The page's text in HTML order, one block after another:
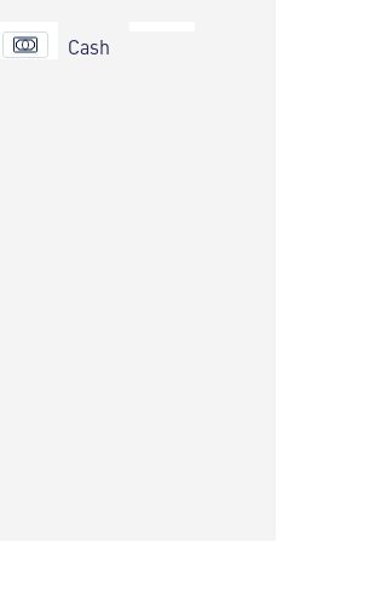
Cash